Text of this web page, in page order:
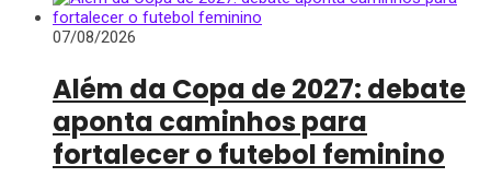
07/08/2026
Além da Copa de 2027: debate
aponta caminhos para
fortalecer o futebol feminino